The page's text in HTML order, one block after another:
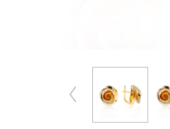
Покупка и оплата